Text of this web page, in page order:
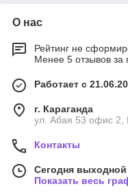
О нас
Рейтинг не
Менее 5 отзывов за
Работает с
г. Караганда
ул. Абая 53 офис 2,
Контакты
Сегодня выходной
Показать весь